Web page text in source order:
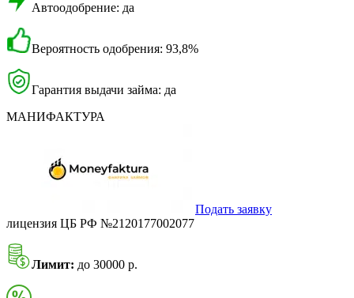
Автоодобрение: да
Вероятность одобрения: 93,8%
Гарантия выдачи займа: да
МАНИФАКТУРА
Подать заявку
лицензия ЦБ РФ №2120177002077
Лимит: до 30000 р.